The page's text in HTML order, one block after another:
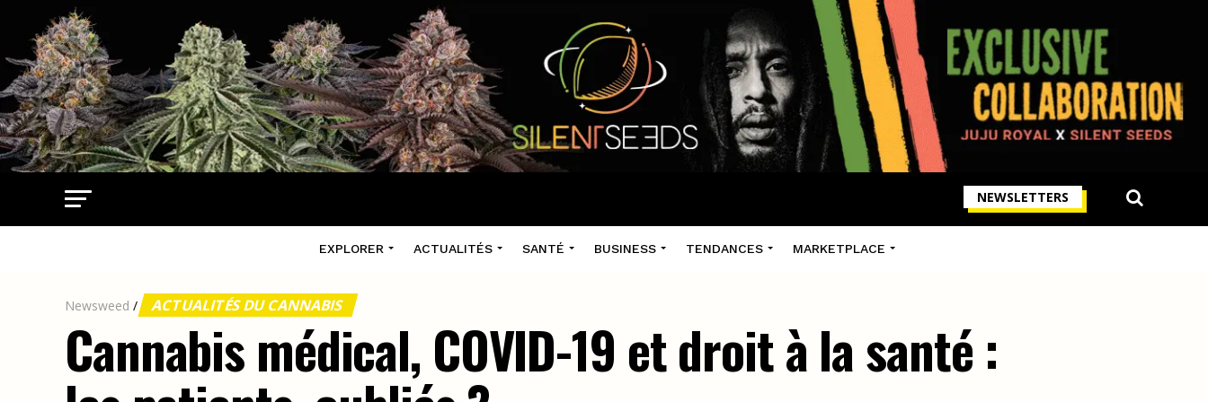
NEWSLETTERS
EXPLORER ACTUALITÉS SANTÉ BUSINESS TENDANCES MARKETPLACE
Newsweed / ACTUALITÉS DU CANNABIS
Cannabis médical, COVID-19 et droit à la santé :